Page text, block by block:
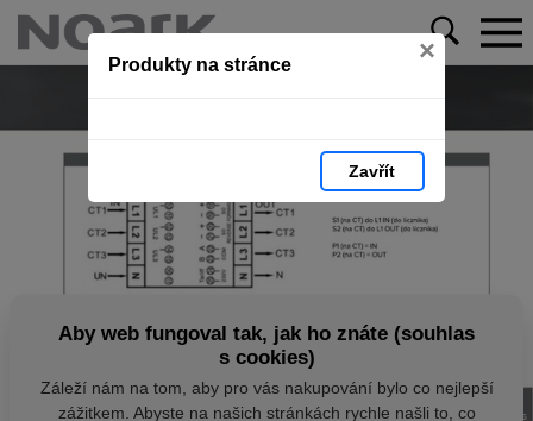
Produkty na stránce ×
Zavřít
Aby web fungoval tak, jak ho znáte (souhlas
s cookies)
Záleží nám na tom, aby pro vás nakupování bylo co nejlepší
zážitkem. Abyste na našich stránkách rychle našli to, co